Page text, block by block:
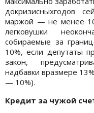
докризисныхгодов
маржой — не менее
легковушки
собираемые за
10%, если депутаты
закон,
надбавки вразмере
— 10%).
Кредит за чужой